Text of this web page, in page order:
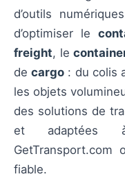
d’outils
d’optimiser le
freight, le
decargo : du colis
les objets
des solutions de
et adaptées
fiable.